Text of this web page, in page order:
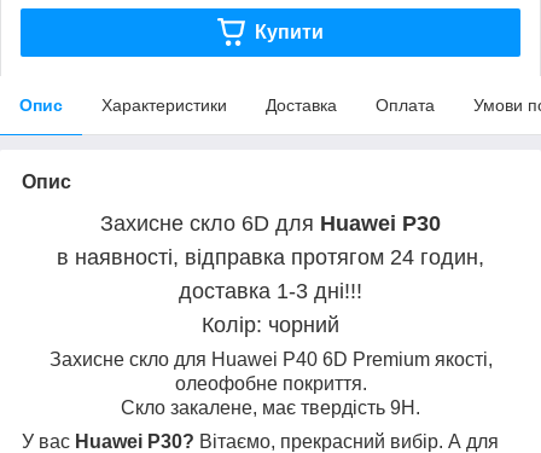
Купити
Опис Характеристики Доставка Оплата Умови
Опис
Захисне скло 6D для Huawei P30
в наявності, відправка протягом 24 годин,
доставка 1-3 дні!!!
Колір: чорний
Захисне скло для Huawei P40 6D Premium якості,
олеофобне покриття.
Скло закалене, має твердість 9Н.
У вас Huawei P30? Вітаємо, прекрасний вибір. А для